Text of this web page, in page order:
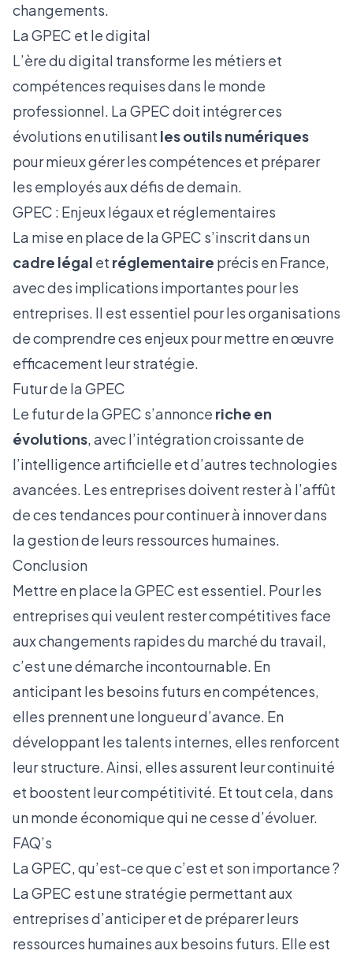
changements.
La GPEC et le digital
L’ère du digital transforme les métiers et
compétences requises dans le monde
professionnel. La GPEC doit intégrer ces
évolutions en utilisant les outils numériques
pour mieux gérer les compétences et préparer
les employés aux défis de demain.
GPEC : Enjeux légaux et réglementaires
La mise en place de la GPEC s’inscrit dans un
cadre légal et réglementaire précis en France,
avec des implications importantes pour les
entreprises. Il est essentiel pour les organisations
de comprendre ces enjeux pour mettre en œuvre
efficacement leur stratégie.
Futur de la GPEC
Le futur de la GPEC s’annonce riche en
évolutions, avec l’intégration croissante de
l’intelligence artificielle et d’autres technologies
avancées. Les entreprises doivent rester à l’affût
de ces tendances pour continuer à innover dans
la gestion de leurs ressources humaines.
Conclusion
Mettre en place la GPEC est essentiel. Pour les
entreprises qui veulent rester compétitives face
aux changements rapides du marché du travail,
c’est une démarche incontournable. En
anticipant les besoins futurs en compétences,
elles prennent une longueur d’avance. En
développant les talents internes, elles renforcent
leur structure. Ainsi, elles assurent leur continuité
et boostent leur compétitivité. Et tout cela, dans
un monde économique qui ne cesse d’évoluer.
FAQ’s
La GPEC, qu’est-ce que c’est et son importance ?
La GPEC est une stratégie permettant aux
entreprises d’anticiper et de préparer leurs
ressources humaines aux besoins futurs. Elle est